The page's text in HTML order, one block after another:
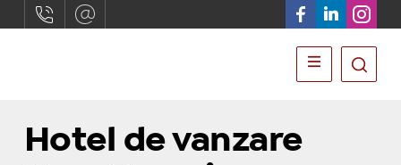
Hotel de vanzare